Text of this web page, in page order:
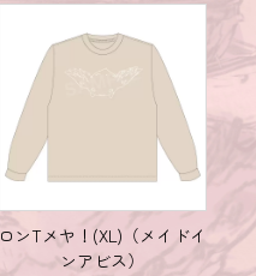
ロンTメヤ！(XL)（メイドイ
ンアビス）